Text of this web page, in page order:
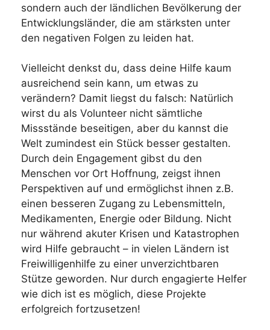
sondern auch der ländlichen Bevölkerung der
Entwicklungsländer, die am stärksten unter
den negativen Folgen zu leiden hat.
Vielleicht denkst du, dass deine Hilfe kaum
ausreichend sein kann, um etwas zu
verändern? Damit liegst du falsch: Natürlich
wirst du als Volunteer nicht sämtliche
Missstände beseitigen, aber du kannst die
Welt zumindest ein Stück besser gestalten.
Durch dein Engagement gibst du den
Menschen vor Ort Hoffnung, zeigst ihnen
Perspektiven auf und ermöglichst ihnen z.B.
einen besseren Zugang zu Lebensmitteln,
Medikamenten, Energie oder Bildung. Nicht
nur während akuter Krisen und Katastrophen
wird Hilfe gebraucht – in vielen Ländern ist
Freiwilligenhilfe zu einer unverzichtbaren
Stütze geworden. Nur durch engagierte Helfer
wie dich ist es möglich, diese Projekte
erfolgreich fortzusetzen!